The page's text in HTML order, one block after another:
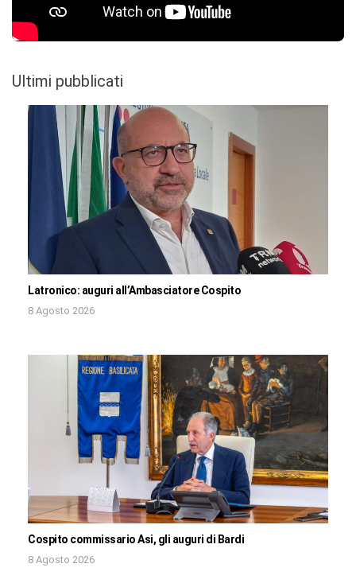
Ultimi pubblicati
Latronico: auguri all’Ambasciatore Cospito
8 Agosto 2026
Cospito commissario Asi, gli auguri di Bardi
8 Agosto 2026